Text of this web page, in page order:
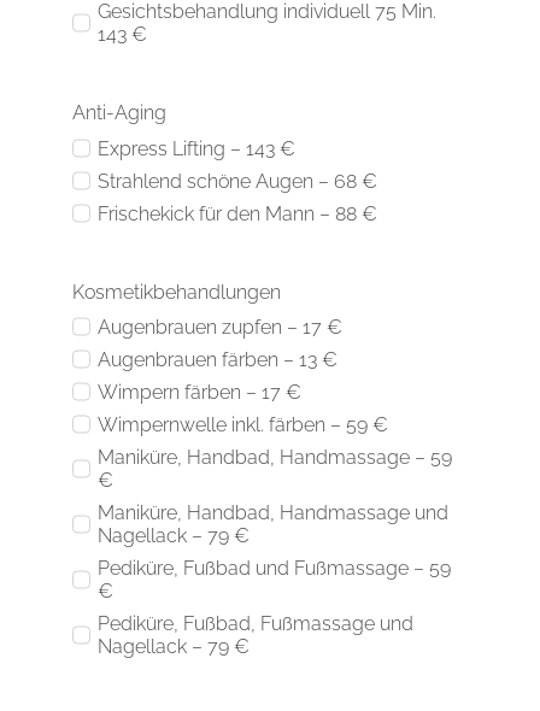
Gesichtsbehandlung individuell 75 Min.
143 €
Anti-Aging
Express Lifting – 143 €
Strahlend schöne Augen – 68 €
Frischekick für den Mann – 88 €
Kosmetikbehandlungen
Augenbrauen zupfen – 17 €
Augenbrauen färben – 13 €
Wimpern färben – 17 €
Wimpernwelle inkl. färben – 59 €
Maniküre, Handbad, Handmassage – 59
€
Maniküre, Handbad, Handmassage und
Nagellack – 79 €
Pediküre, Fußbad und Fußmassage – 59
€
Pediküre, Fußbad, Fußmassage und
Nagellack – 79 €